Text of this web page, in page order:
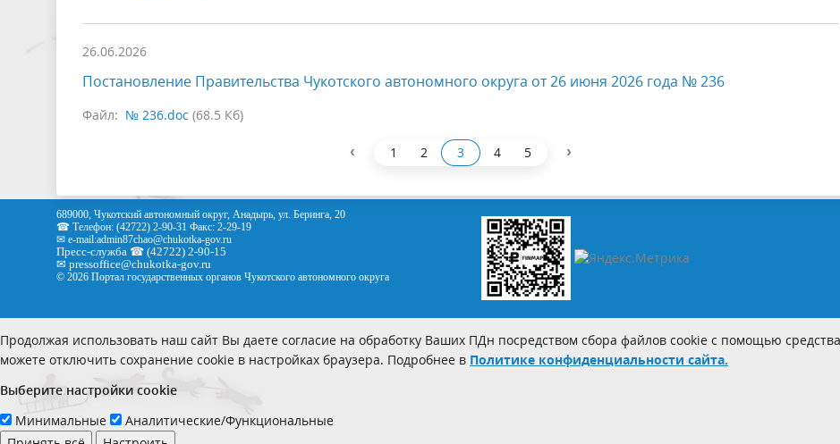
26.06.2026
Постановление Правительства Чукотского автономного округа от 26 июня 2026 года № 236
Файл: № 236.doc (68.5 Кб)
‹ 1 2 3 4 5 ›
689000, Чукотский автономный округ, Анадырь, ул. Беринга, 20
☎ Телефон: (42722) 2-90-31 Факс: 2-29-19
✉ e-mail:admin87chao@chukotka-gov.ru
Пресс-служба ☎ (42722) 2-90-15
✉ pressoffice@chukotka-gov.ru
© 2026 Портал государственных органов Чукотского автономного округа
Продолжая использовать наш сайт Вы даете согласие на обработку Ваших ПДн посредством сбора файлов cookie с помощью
можете отключить сохранение cookie в настройках браузера. Подробнее в Политике конфиденциальности сайта.
Выберите настройки cookie
Минимальные
Аналитические/Функциональные